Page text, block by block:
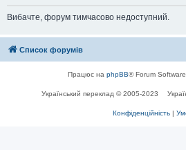
Вибачте, форум тимчасово недоступний.
Список форумів
Працює на phpBB® Forum
Український переклад © 2005-2023
Конфіденційність |